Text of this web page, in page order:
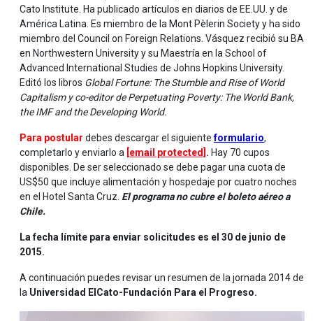
Cato Institute. Ha publicado artículos en diarios de EE.UU. y de
América Latina. Es miembro de la Mont Pèlerin Society y ha sido
miembro del Council on Foreign Relations. Vásquez recibió su BA
en Northwestern University y su Maestría en la School of
Advanced International Studies de Johns Hopkins University.
Editó los libros Global Fortune: The Stumble and Rise of World
Capitalism y co-editor de Perpetuating Poverty: The World Bank,
the IMF and the Developing World.
Para postular debes descargar el siguienteformulario,
completarlo y enviarlo a [email protected] . Hay 70 cupos
disponibles. De ser seleccionado se debe pagar una cuota de
US$50 que incluye alimentación y hospedaje por cuatro noches
en el Hotel Santa Cruz. El programa no cubre el boleto aéreo a
Chile.
La fecha límite para enviar solicitudes es el 30 de junio de
2015.
A continuación puedes revisar un resumen de la jornada 2014 de
la Universidad ElCato-Fundación Para el Progreso.